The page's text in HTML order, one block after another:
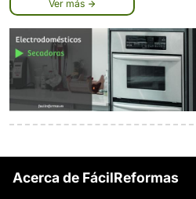
Ver más
Acerca de FácilReformas